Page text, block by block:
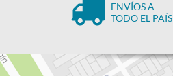
ENVÍOS A
TODO EL PAÍS